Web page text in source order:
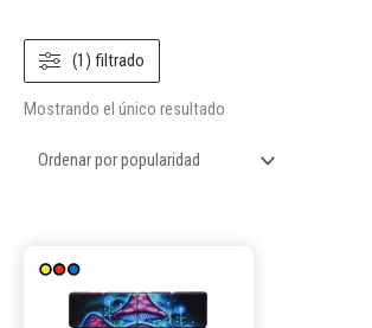
(1) filtrado
Mostrando el único resultado